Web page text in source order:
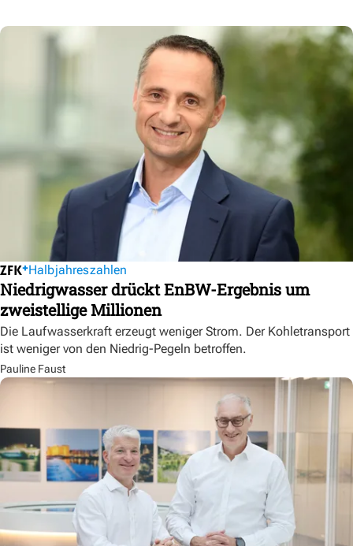
Halbjahreszahlen
Niedrigwasser drückt EnBW-Ergebnis um
zweistellige Millionen
Die Laufwasserkraft erzeugt weniger Strom. Der Kohletransport
ist weniger von den Niedrig-Pegeln betroffen.
Pauline Faust